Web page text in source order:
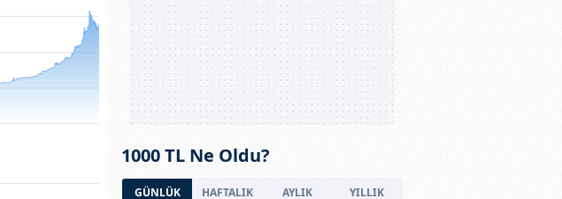
1000 TL Ne Oldu?
GÜNLÜK HAFTALIK AYLIK YILLIK